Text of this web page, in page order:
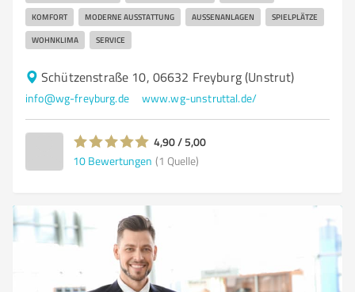
KOMFORT MODERNE AUSSTATTUNG AUSSENANLAGEN SPIELPLÄTZE
WOHNKLIMA SERVICE
Schützenstraße 10, 06632 Freyburg (Unstrut)
info@wg-freyburg.de www.wg-unstruttal.de/
4,90 / 5,00
10 Bewertungen (1 Quelle)